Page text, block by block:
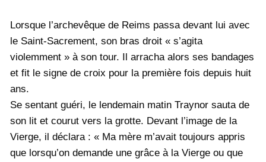
Lorsque l’archevêque de Reims passa devant lui avec
le Saint-Sacrement, son bras droit « s’agita
violemment » à son tour. Il arracha alors ses bandages
et fit le signe de croix pour la première fois depuis huit
ans.
Se sentant guéri, le lendemain matin Traynor sauta de
son lit et courut vers la grotte. Devant l’image de la
Vierge, il déclara : « Ma mère m’avait toujours appris
que lorsqu’on demande une grâce à la Vierge ou que